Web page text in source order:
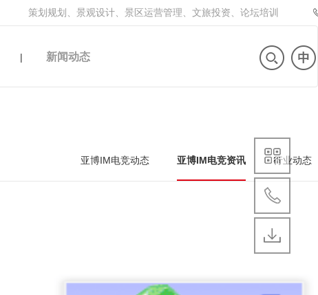
策划规划、景观设计、景区运营管理、文旅投资、论坛培训
| 新闻动态
亚博IM电竞动态 亚博IM电竞资讯 行业动态